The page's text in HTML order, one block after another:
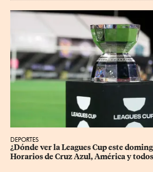
DEPORTES
¿Dónde ver la Leagues Cup este
Horarios de Cruz Azul, América y